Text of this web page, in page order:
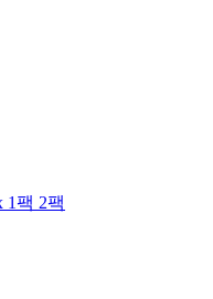
1팩 2팩